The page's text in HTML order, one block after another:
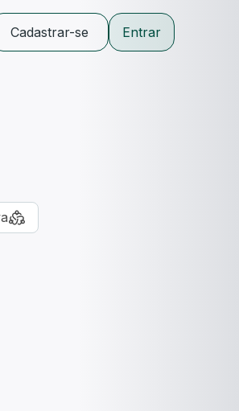
Cadastrar-se Entrar